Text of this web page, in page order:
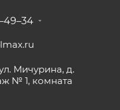
Мичурина, д.
№ 1, комната